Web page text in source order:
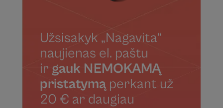
Užsisakyk „Nagavita“
naujienas el. paštu
ir gauk NEMOKAMĄ
pristatymąperkant už
20 € ar daugiau